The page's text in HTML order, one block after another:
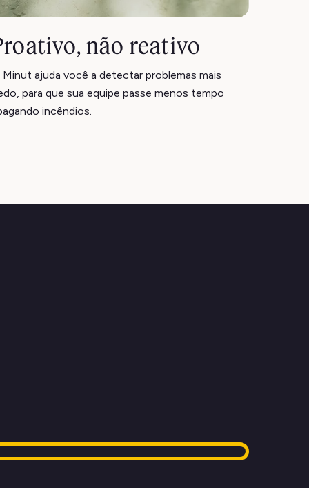
não reativo
Minut ajuda você a detectar problemas mais
para que sua equipe passe menos tempo
incêndios.